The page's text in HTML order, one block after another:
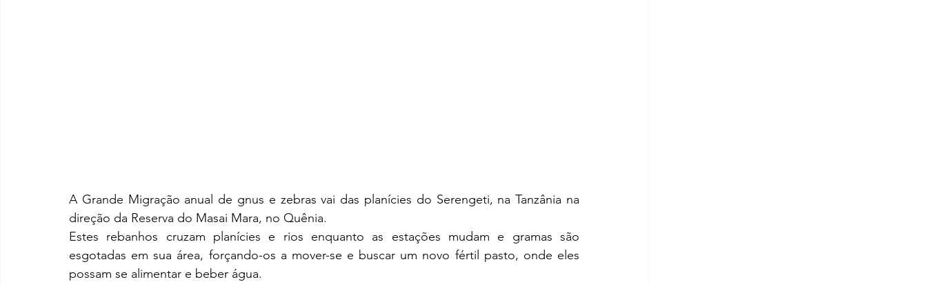
A Grande Migração anual de gnus e zebras vai das planícies do Serengeti, na Tanzânia na
direção da Reserva do Masai Mara, no Quênia.
Estes rebanhos cruzam planícies e rios enquanto as estações mudam e gramas são
esgotadas em sua área, forçando-os a mover-se e buscar um novo fértil pasto, onde eles
possam se alimentar e beber água.